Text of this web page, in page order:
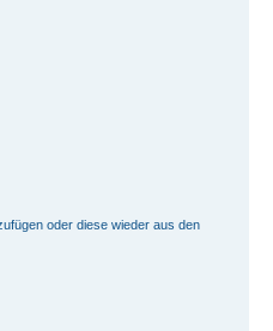
oder diese wieder aus den